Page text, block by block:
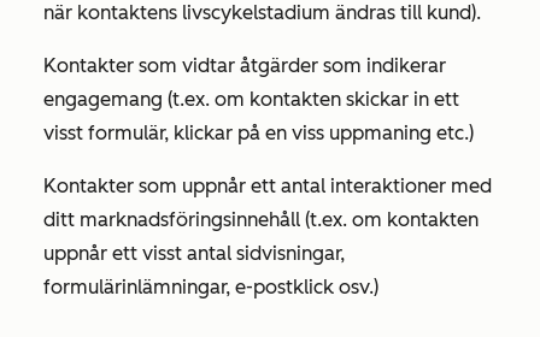
när kontaktens livscykelstadium ändras till kund).
Kontakter som vidtar åtgärder som indikerar
engagemang (t.ex. om kontakten skickar in ett
visst formulär, klickar på en viss uppmaning etc.)
Kontakter som uppnår ett antal interaktioner med
ditt marknadsföringsinnehåll (t.ex. om kontakten
uppnår ett visst antal sidvisningar,
formulärinlämningar, e-postklick osv.)